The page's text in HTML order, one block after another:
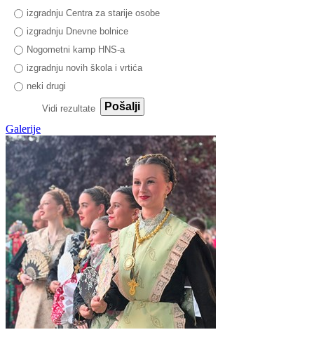
izgradnju Centra za starije osobe
izgradnju Dnevne bolnice
Nogometni kamp HNS-a
izgradnju novih škola i vrtića
neki drugi
Vidi rezultate
Pošalji
Galerije